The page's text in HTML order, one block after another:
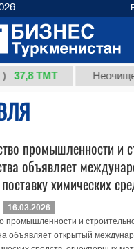
37,8 ТМТ
промышленности и
объявляет
химических
16.03.2026
промышленности и
объявляет открытый